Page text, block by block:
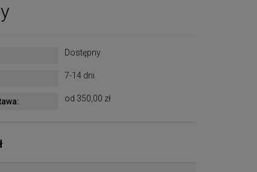
Dostępny
7-14 dni
od 350,00 zł